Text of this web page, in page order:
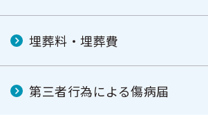
埋葬料・埋葬費
第三者行為による傷病届